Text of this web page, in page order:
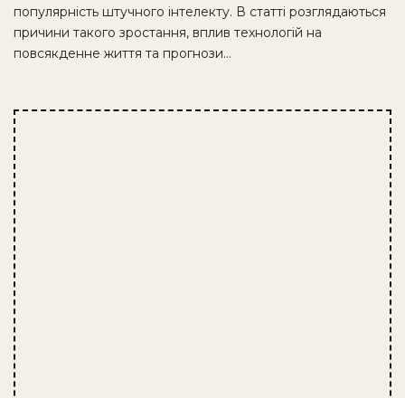
популярність штучного інтелекту. В статті розглядаються
причини такого зростання, вплив технологій на
повсякденне життя та прогнози…